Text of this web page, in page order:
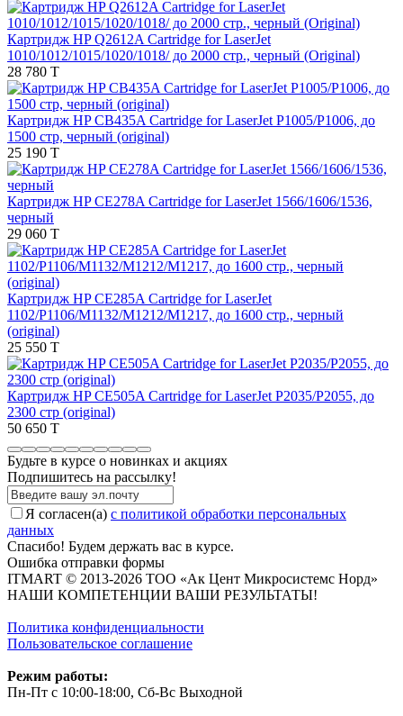
Картридж HP Q2612A Cartridge for LaserJet
1010/1012/1015/1020/1018/ до 2000 стр., черный (Original)
28 780 T
Картридж HP CB435A Cartridge for LaserJet P1005/P1006, до
1500 стр, черный (original)
25 190 T
Картридж HP CE278A Cartridge for LaserJet 1566/1606/1536,
черный
29 060 T
Картридж HP CE285A Cartridge for LaserJet
1102/P1106/M1132/M1212/M1217, до 1600 стр., черный
(original)
25 550 T
Картридж HP CE505A Cartridge for LaserJet P2035/P2055, до
2300 стр (original)
50 650 T
Будьте в курсе о новинках и акциях
Подпишитесь на рассылкy!
Я согласен(a) с политикой обработки персональных
данных
Спасибо! Будем держать вас в курсе.
Ошибка отправки формы
ITMART © 2013-2026 ТОО «Ак Цент Микросистемс Норд»
НАШИ КОМПЕТЕНЦИИ ВАШИ РЕЗУЛЬТАТЫ!
Политика конфиденциальности
Пользовательское соглашение
Режим работы:
Пн-Пт с 10:00-18:00, Сб-Вс Выходной